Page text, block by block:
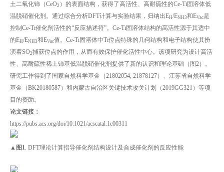
土二氧化铈（CeO2 ）的表面结构，获得了高活性、高耐硫性的Ce-Ti固溶体低
温脱硝催化剂。通过综合分析DFT计算与实验结果，归纳出EH/ENH3和EVac是
控制Ce-Ti催化剂活性的“反应描述符”。Ce-Ti固溶体结构的高活性源于其适中
的EH/ENH3和EVac值。Ce-Ti固溶体中Ti位点特殊的几何结构和电子结构使其扮
演着SO2捕获位点的作用，从而有效保护催化活性中心。该项研究为设计高活
性、高耐硫性稀土铈基低温脱硝催化剂提供了新的认识和理论基础（图2）。
研究工作得到了国家自然科学基金（21802054, 21878127）、江苏省自然科学
基金（BK20180587）和内蒙古自治区关键技术攻关计划（2019GG321）等项
目的资助。
论文链接：
https://pubs.acs.org/doi/10.1021/acscatal.1c00311
▲图 1. DFT理论计算指导催化剂结构设计及合成催化剂的反应性能